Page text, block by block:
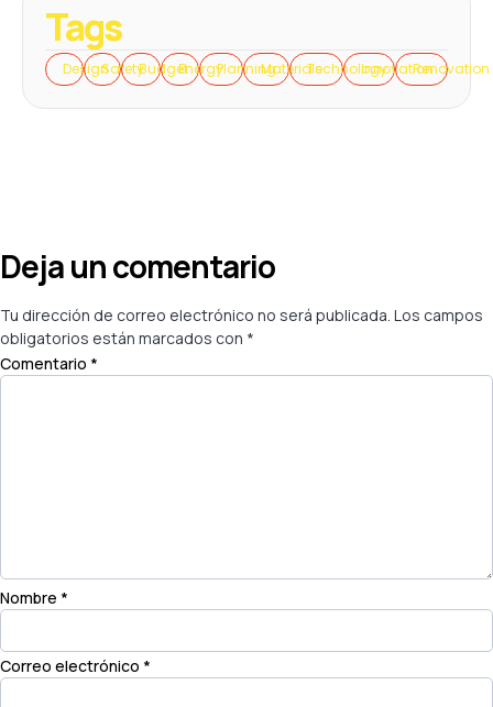
Tags
DesignSafetyBudgetEnergyPlanningMaterialsTechnologyInnovationRenovation
Deja un comentario
Tu dirección de correo electrónico no será publicada. Los campos
obligatorios están marcados con *
Comentario *
Nombre *
Correo electrónico *